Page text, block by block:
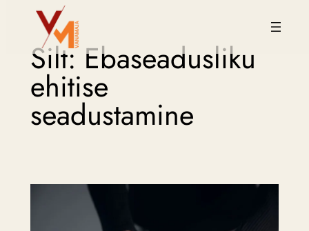
juurdeSilt:Ebaseadusliku
ehitise
seadustamine